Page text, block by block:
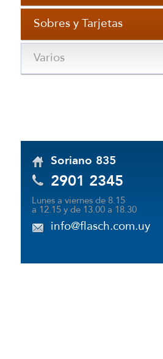
Sobres y Tarjetas
Varios
Soriano 835
2901 2345
Lunes a viernes de 8.15
a 12.15 y de 13.00 a 18.30
info@flasch.com.uy